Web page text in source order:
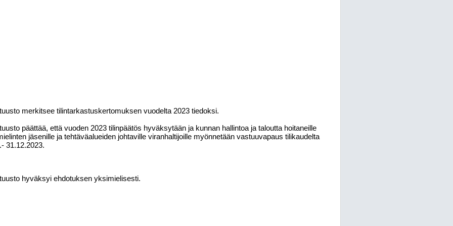
merkitsee tilintarkastuskertomuksen vuodelta 2023 tiedoksi.
päättää, että vuoden 2023 tilinpäätös hyväksytään ja kunnan hallintoa ja taloutta hoitaneille
jäsenille ja tehtäväalueiden johtaville viranhaltijoille myönnetään vastuuvapaus tilikaudelta
31.12.2023.
hyväksyi ehdotuksen yksimielisesti.